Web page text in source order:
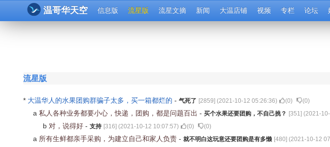
温哥华天空 信息版 流星版 流星文摘 新闻 大温店铺 视频 专栏 论坛
流星版
* 大温华人的水果团购群骗子太多，买一箱都烂的 - 气死了 [2859] (2021-10-12 05:26:36) (0) (0)
a 私人各种业务都要小心，快递，团购，都是问题百出 - 买个水果还要团购，不自己挑？ [351] (2021-
b 对，说得好 - 支持 [316] (2021-10-12 10:07:57) (0) (0)
a 所有生鲜都亲手采购，为建立自己和家人负责 - 就不明白这玩意还要团购是有多懒 [480] (2021-10-12